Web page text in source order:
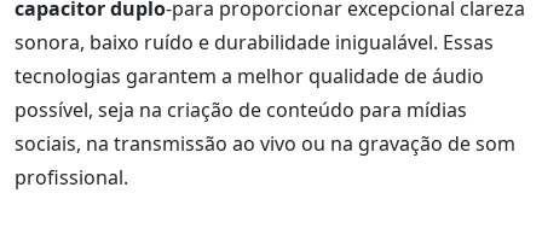
capacitor duplo-para proporcionar excepcional clareza
sonora, baixo ruído e durabilidade inigualável. Essas
tecnologias garantem a melhor qualidade de áudio
possível, seja na criação de conteúdo para mídias
sociais, na transmissão ao vivo ou na gravação de som
profissional.